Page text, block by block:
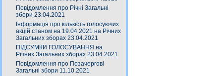
Повідомлення про Річні Загальні
збори 23.04.2021
Інформація про кількість голосуючих
акцій станом на 19.04.2021 на Річних
Загальних зборах 23.04.2021
ПІДСУМКИ ГОЛОСУВАННЯ на
Річних Загальних зборах 23.04.2021
Повідомлення про Позачергові
Загальні збори 11.10.2021